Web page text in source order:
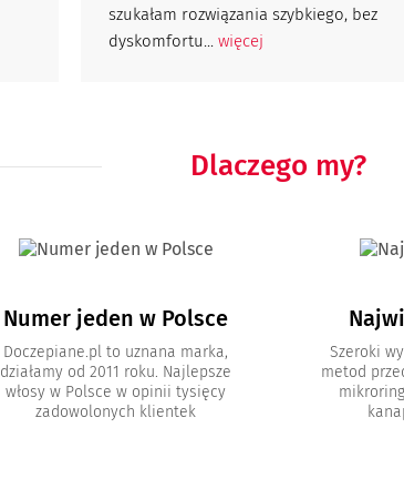
szukałam rozwiązania szybkiego, bez
dyskomfortu... więcej
Dlaczego my?
Numer jeden w Polsce
Doczepiane.pl to uznana marka,
działamy od 2011 roku. Najlepsze
włosy w Polsce w opinii tysięcy
zadowolonych klientek
Szeroki
metod